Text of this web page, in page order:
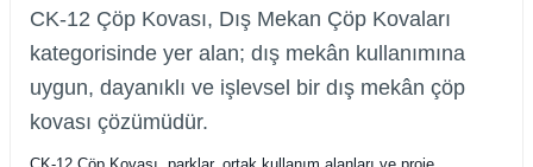
CK-12 Çöp Kovası, Dış Mekan Çöp Kovaları
kategorisinde yer alan; dış mekân kullanımına
uygun, dayanıklı ve işlevsel bir dış mekân çöp
kovası çözümüdür.